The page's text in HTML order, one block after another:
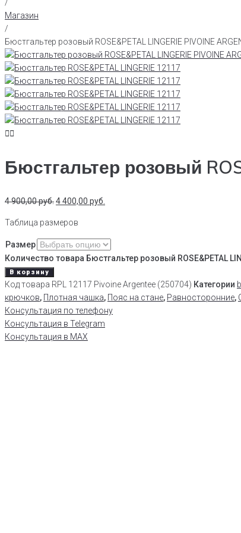
/
Магазин
/
Бюстгальтер розовый ROSE&PETAL LINGERIE PIVOINE
Бюстгальтер розовый
4 900,00руб.4 400,00 руб.
Таблица размеров
Размер
Количество товара Бюстгальтер розовый ROSE&PETAL
В корзину
Код товара RPL 12117 Pivoine Argentee (250704) Категории
крючков, Плотная чашка, Пояс на стане, Равносторонние,
Консультация по телефону
Консультация в Telegram
Консультация в MAX